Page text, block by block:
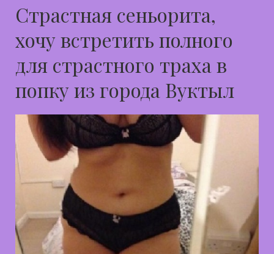
Страстная сеньорита,
хочу встретить полного
для страстного траха в
попку из города Вуктыл